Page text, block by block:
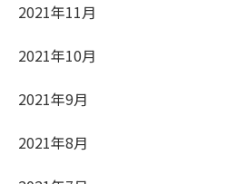
2021年11月
2021年10月
2021年9月
2021年8月